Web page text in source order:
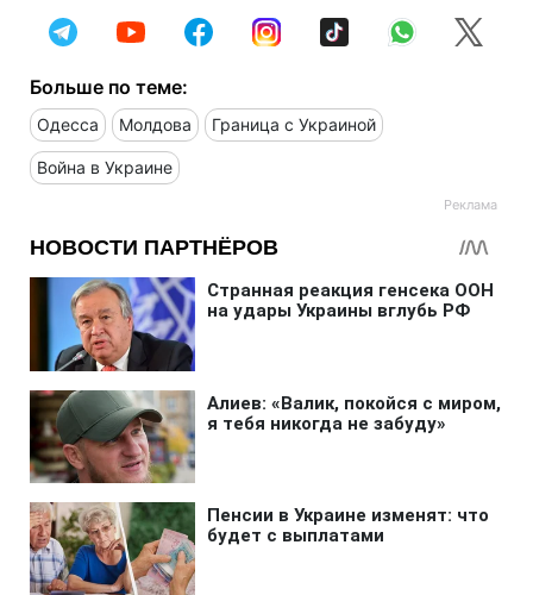
Больше по теме:
Одесса Молдова Граница с Украиной
Война в Украине